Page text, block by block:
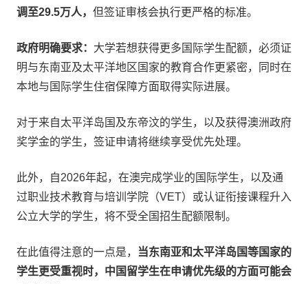
调至29.5万人， 但签证审核会执行更严格的标准。
政府明确要求： 大学若想获得更多国际学生配额，必须证
明与东南亚及太平洋地区国家的教育合作更紧密，同时在
本地与国际学生住宿保障方面取得实际进展。
对于来自太平洋岛国及东帝汶的学生，以及获得澳洲政府
奖学金的学生，签证申请将继续享受优先处理。
此外，自2026年起，在澳完成学业的国际学生，以及通
过职业技术教育与培训学院（VET）或认证衔接课程升入
公立大学的学生，将不受全国招生配额限制。
在此值得注意的一点是，
当东南亚和太平洋岛国等国家的
学生更受重视时，中国留学生在申请优先级的方面可能会